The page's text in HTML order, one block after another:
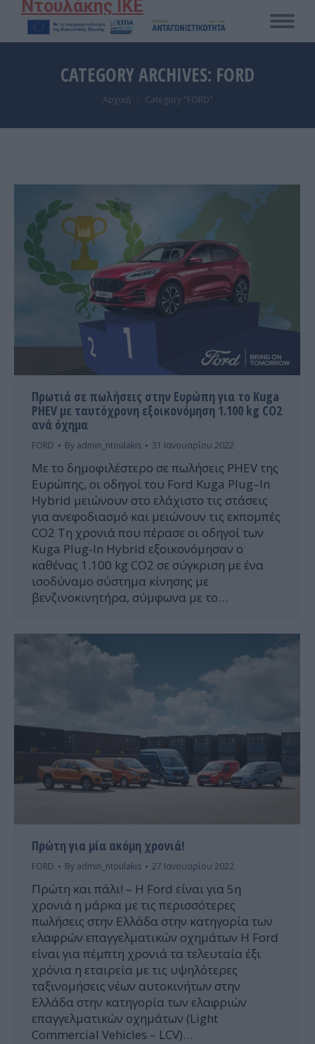
Ντουλάκης ΙΚΕ
CATEGORY ARCHIVES: FORD
You are here:
Αρχική Category "FORD"
Πρωτιά σε πωλήσεις στην Ευρώπη για το Kuga
PHEV με ταυτόχρονη εξοικονόμηση 1.100 kg CO2
ανά όχημα
FORD By admin_ntoulakis 31 Ιανουαρίου 2022
Με το δημοφιλέστερο σε πωλήσεις PHEV της
Ευρώπης, οι οδηγοί του Ford Kuga Plug–In
Hybrid μειώνουν στο ελάχιστο τις στάσεις
για ανεφοδιασμό και μειώνουν τις εκπομπές
CO2 Τη χρονιά που πέρασε οι οδηγοί των
Kuga Plug-In Hybrid εξοικονόμησαν ο
καθένας 1.100 kg CO2 σε σύγκριση με ένα
ισοδύναμο σύστημα κίνησης με
βενζινοκινητήρα, σύμφωνα με το…
Πρώτη για μία ακόμη χρονιά!
FORD By admin_ntoulakis 27 Ιανουαρίου 2022
Πρώτη και πάλι! – Η Ford είναι για 5η
χρονιά η μάρκα με τις περισσότερες
πωλήσεις στην Ελλάδα στην κατηγορία των
ελαφρών επαγγελματικών οχημάτων Η Ford
είναι για πέμπτη χρονιά τα τελευταία έξι
χρόνια η εταιρεία με τις υψηλότερες
ταξινομήσεις νέων αυτοκινήτων στην
Ελλάδα στην κατηγορία των ελαφριών
επαγγελματικών οχημάτων (Light
Commercial Vehicles – LCV)…